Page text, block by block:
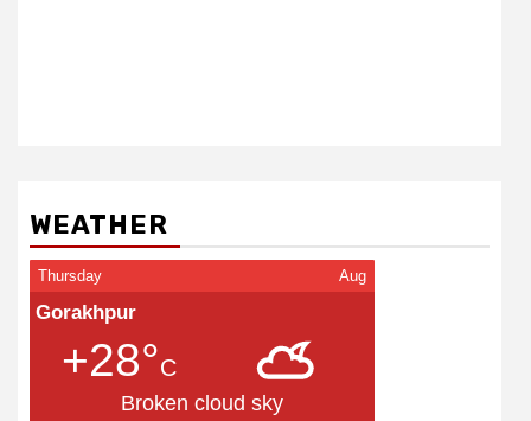
WEATHER
Thursday Aug
Gorakhpur
+28°C
Broken cloud sky